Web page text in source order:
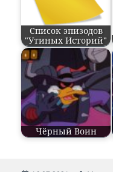
Список эпизодов
"Утиных Историй"
Чёрный Воин